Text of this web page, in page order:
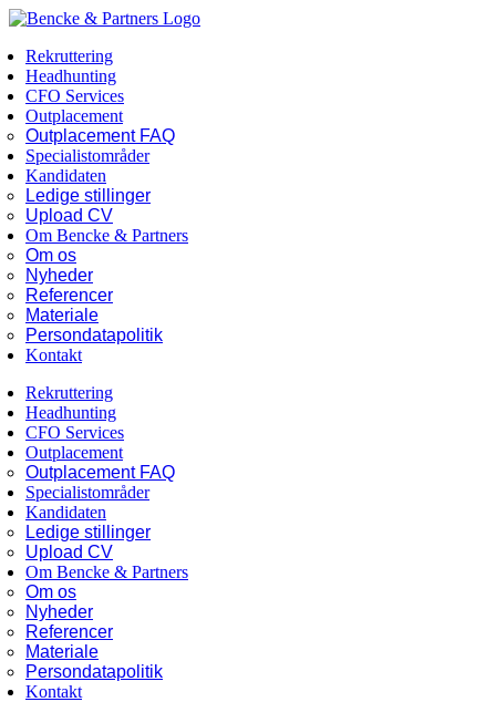
Skip
content
Facebook
LinkedIn
Rekruttering
Headhunting
CFO Services
Outplacement
Outplacement FAQ
Specialistområder
Kandidaten
Ledige stillinger
Upload CV
Om Bencke & Partners
Om os
Nyheder
Referencer
Materiale
Persondatapolitik
Kontakt
Rekruttering
Headhunting
CFO Services
Outplacement
Outplacement FAQ
Specialistområder
Kandidaten
Ledige stillinger
Upload CV
Om Bencke & Partners
Om os
Nyheder
Referencer
Materiale
Persondatapolitik
Kontakt